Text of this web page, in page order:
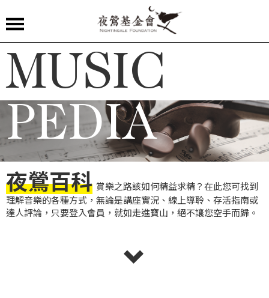
鶯
嚴
選
夜
鶯
導
聆
夜
鶯
MUSIC
PEDIA
夜鶯百科 賞樂之路該如何精益求精？在此您可找到
理解音樂的各種方式，無論是講座實況、線上導聆、存活指南或
達人評論，只要登入會員，就如走進寶山，絕不讓您空手而歸。